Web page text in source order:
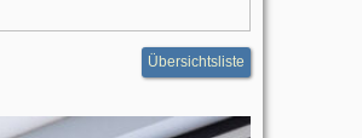
Übersichtsliste